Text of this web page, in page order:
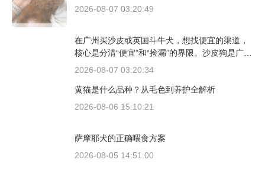
2026-08-07 03:20:49
在广州买沙皮或英国斗牛犬，想找便宜的渠道，
核心是分清“便宜”和“捡漏”的界限。沙皮狗是广东
本地犬种，价格比北方城市有优势；英国斗牛犬
方和真实价格区间。
2026-08-07 03:20:34
黄猫是什么品种？从毛色到养护全解析
2026-08-06 15:10:21
萨摩耶犬的正确喂食方案
2026-08-05 14:51:00